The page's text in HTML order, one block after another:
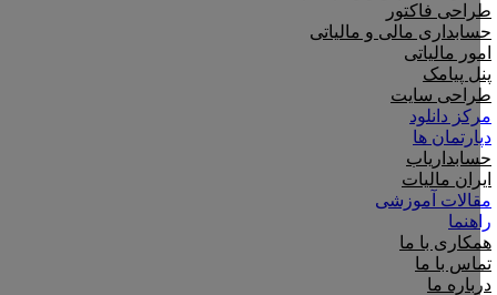
طراحی فاکتور
حسابداری مالی و مالیاتی
امور مالیاتی
پنل پیامک
طراحی سایت
مرکز دانلود
دپارتمان ها
حسابداریاب
ایران مالیات
مقالات آموزشی
راهنما
همکاری با ما
تماس با ما
درباره ما